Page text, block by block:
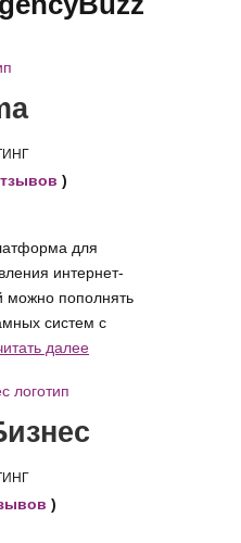
)
для
интернет-
можно пополнять
систем с
далее
)